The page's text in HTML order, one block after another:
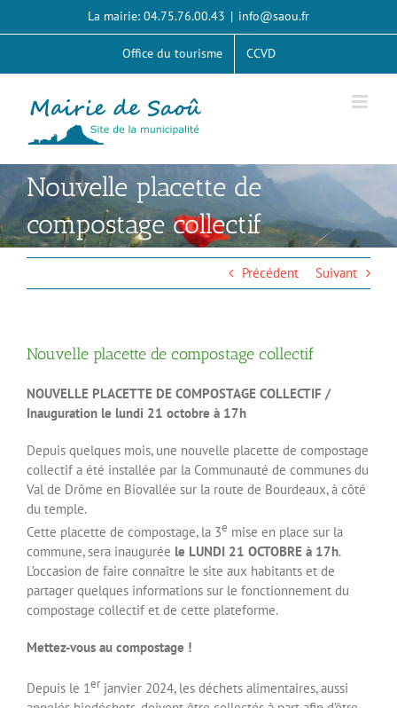
La mairie: 04.75.76.00.43 | info@saou.fr
Office du tourisme CCVD
Nouvelle placette de
compostage collectif
Précédent Suivant
Nouvelle placette de compostage collectif
NOUVELLE PLACETTE DE COMPOSTAGE COLLECTIF /
Inauguration le lundi 21 octobre à 17h
Depuis quelques mois, une nouvelle placette de compostage
collectif a été installée par la Communauté de communes du
Val de Drôme en Biovallée sur la route de Bourdeaux, à côté
du temple.
Cette placette de compostage, la 3e mise en place sur la
commune, sera inaugurée le LUNDI 21 OCTOBRE à 17h.
L’occasion de faire connaître le site aux habitants et de
partager quelques informations sur le fonctionnement du
compostage collectif et de cette plateforme.
Mettez-vous au compostage !
Depuis le 1erjanvier 2024, les déchets alimentaires, aussi